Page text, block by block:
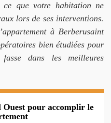
que votre habitation ne
lors de ses interventions.
à Berberusaint
bien étudiées pour
dans les meilleures
pour accomplir le